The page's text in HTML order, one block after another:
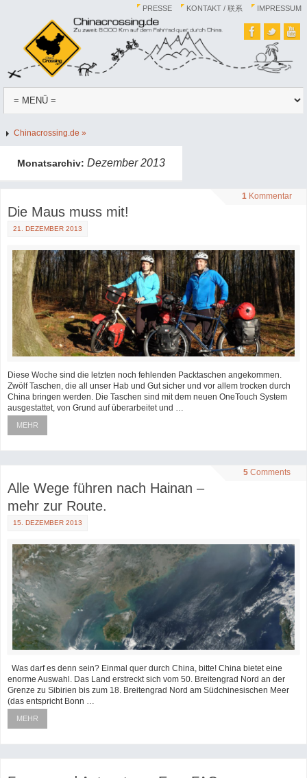
PRESSE KONTAKT / 联系 IMPRESSUM
Chinacrossing.de »
Monatsarchiv: Dezember 2013
1 Kommentar
Die Maus muss mit!
21. DEZEMBER 2013
Diese Woche sind die letzten noch fehlenden Packtaschen angekommen.
Zwölf Taschen, die all unser Hab und Gut sicher und vor allem trocken durch
China bringen werden. Die Taschen sind mit dem neuen OneTouch System
ausgestattet, von Grund auf überarbeitet und …
MEHR
5 Comments
Alle Wege führen nach Hainan –
mehr zur Route.
15. DEZEMBER 2013
Was darf es denn sein? Einmal quer durch China, bitte! China bietet eine
enorme Auswahl. Das Land erstreckt sich vom 50. Breitengrad Nord an der
Grenze zu Sibirien bis zum 18. Breitengrad Nord am Südchinesischen Meer
(das entspricht Bonn …
MEHR